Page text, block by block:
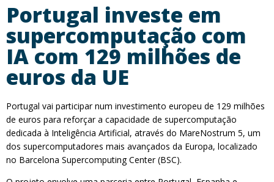
Portugal investe em
supercomputação com
IA com 129 milhões de
euros da UE
Portugal vai participar num investimento europeu de 129 milhões
de euros para reforçar a capacidade de supercomputação
dedicada à Inteligência Artificial, através do MareNostrum 5, um
dos supercomputadores mais avançados da Europa, localizado
no Barcelona Supercomputing Center (BSC).